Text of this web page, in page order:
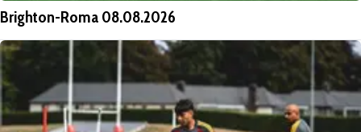
Brighton-Roma 08.08.2026